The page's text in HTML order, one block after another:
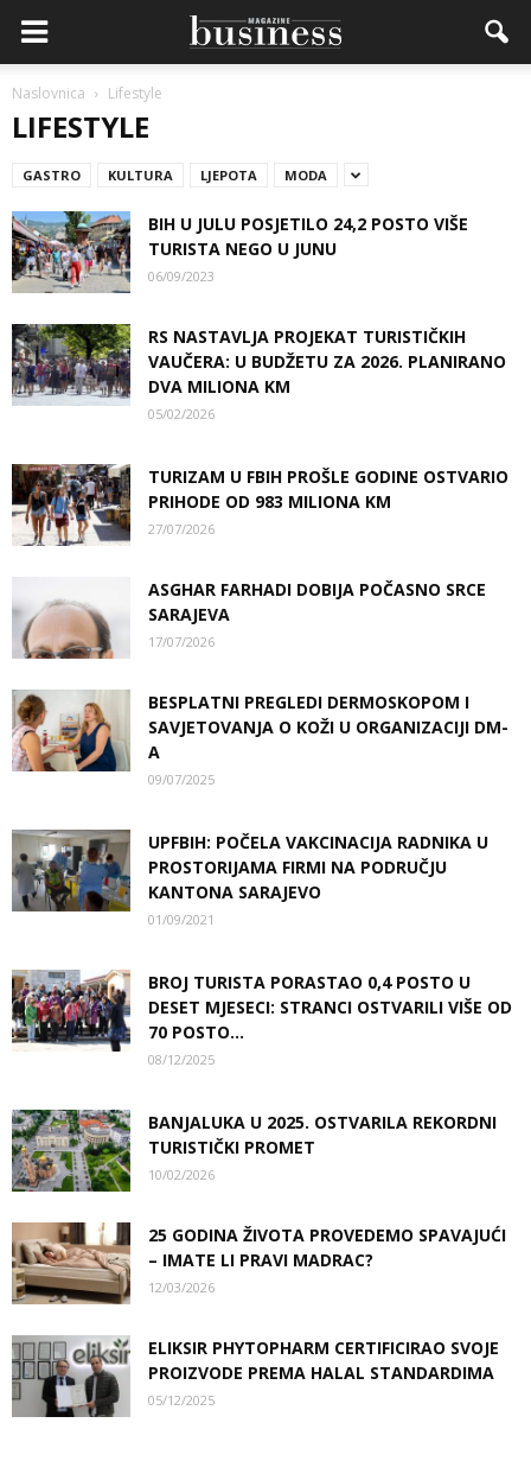
Naslovnica Lifestyle
LIFESTYLE
GASTRO KULTURA LJEPOTA MODA
BIH U JULU POSJETILO 24,2 POSTO VIŠE
TURISTA NEGO U JUNU
06/09/2023
RS NASTAVLJA PROJEKAT TURISTIČKIH
VAUČERA: U BUDŽETU ZA 2026. PLANIRANO
DVA MILIONA KM
05/02/2026
TURIZAM U FBIH PROŠLE GODINE OSTVARIO
PRIHODE OD 983 MILIONA KM
27/07/2026
ASGHAR FARHADI DOBIJA POČASNO SRCE
SARAJEVA
17/07/2026
BESPLATNI PREGLEDI DERMOSKOPOM I
SAVJETOVANJA O KOŽI U ORGANIZACIJI DM-
A
09/07/2025
UPFBIH: POČELA VAKCINACIJA RADNIKA U
PROSTORIJAMA FIRMI NA PODRUČJU
KANTONA SARAJEVO
01/09/2021
BROJ TURISTA PORASTAO 0,4 POSTO U
DESET MJESECI: STRANCI OSTVARILI VIŠE OD
70 POSTO...
08/12/2025
BANJALUKA U 2025. OSTVARILA REKORDNI
TURISTIČKI PROMET
10/02/2026
25 GODINA ŽIVOTA PROVEDEMO SPAVAJUĆI
– IMATE LI PRAVI MADRAC?
12/03/2026
ELIKSIR PHYTOPHARM CERTIFICIRAO SVOJE
PROIZVODE PREMA HALAL STANDARDIMA
05/12/2025